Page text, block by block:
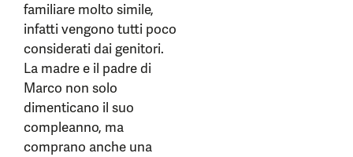
familiare molto simile,
infatti vengono tutti poco
considerati dai genitori.
La madre e il padre di
Marco non solo
dimenticano il suo
compleanno, ma
comprano anche una